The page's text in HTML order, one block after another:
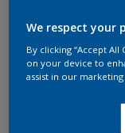
Ukuran
2.5 L
We respect your
By clicking “Accept
on your device to
assist in our